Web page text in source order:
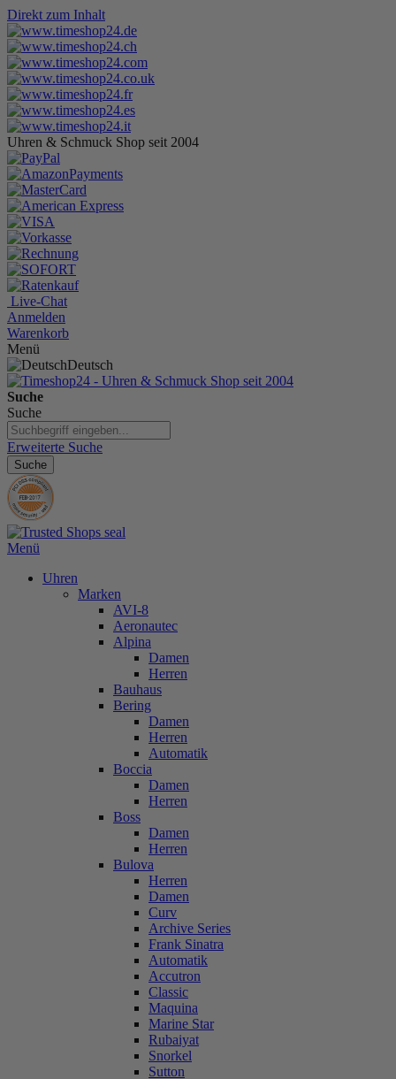
Direkt zum Inhalt
Uhren & Schmuck Shop seit 2004
Live-Chat
Anmelden
Warenkorb
Menü
Deutsch
Suche
Suche
Erweiterte Suche
Suche
Menü
Uhren
Marken
AVI-8
Aeronautec
Alpina
Damen
Herren
Bauhaus
Bering
Damen
Herren
Automatik
Boccia
Damen
Herren
Boss
Damen
Herren
Bulova
Herren
Damen
Curv
Archive Series
Frank Sinatra
Automatik
Accutron
Classic
Maquina
Marine Star
Rubaiyat
Snorkel
Sutton